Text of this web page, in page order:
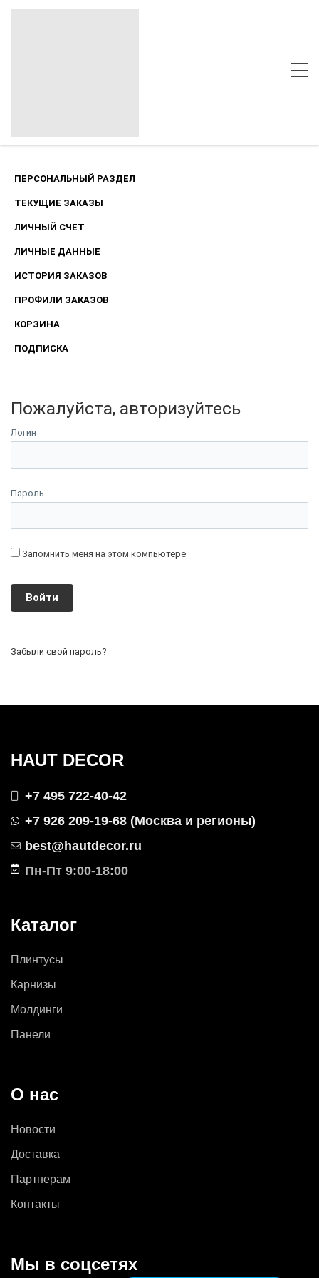
ПЕРСОНАЛЬНЫЙ РАЗДЕЛ
ТЕКУЩИЕ ЗАКАЗЫ
ЛИЧНЫЙ СЧЕТ
ЛИЧНЫЕ ДАННЫЕ
ИСТОРИЯ ЗАКАЗОВ
ПРОФИЛИ ЗАКАЗОВ
КОРЗИНА
ПОДПИСКА
Пожалуйста, авторизуйтесь
Логин
Пароль
Запомнить меня на этом компьютере
Забыли свой пароль?
HAUT DECOR
+7 495 722-40-42
+7 926 209-19-68 (Москва и регионы)
best@hautdecor.ru
Пн-Пт 9:00-18:00
Каталог
Плинтусы
Карнизы
Молдинги
Панели
О нас
Новости
Доставка
Партнерам
Контакты
Мы в соцсетях